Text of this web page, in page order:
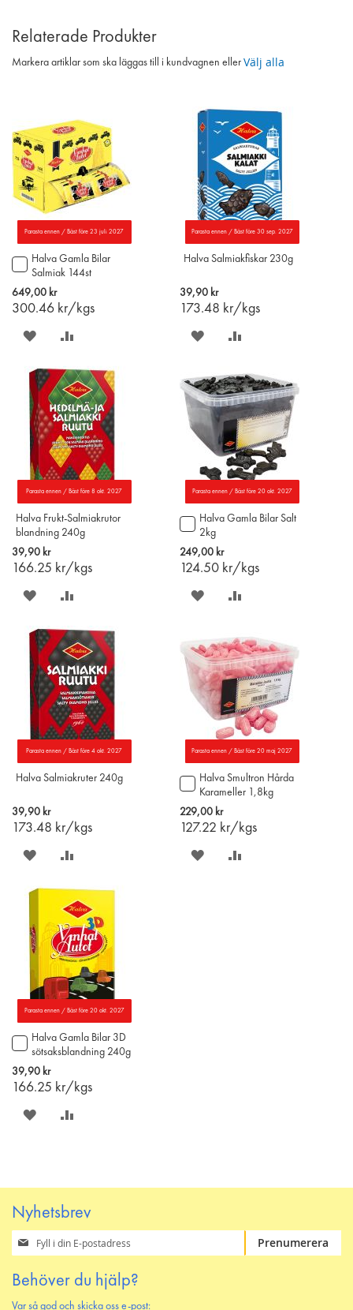
Relaterade Produkter
Markera artiklar som ska läggas till i kundvagnen eller Välj alla
Parasta ennen / Bäst före 23 juli 2027
Halva Gamla Bilar
Salmiak 144st
649,00 kr
300.46 kr/kgs
Lägg
till
varukorgen
SPARA
ÖNSKELISTAN
JÄMFÖR
Parasta ennen / Bäst före 30 sep. 2027
Halva Salmiakfiskar 230g
39,90 kr
173.48 kr/kgs
SPARA
ÖNSKELISTAN
JÄMFÖR
Parasta ennen / Bäst före 8 okt. 2027
Halva Frukt-Salmiakrutor
blandning 240g
39,90 kr
166.25 kr/kgs
SPARA
ÖNSKELISTAN
JÄMFÖR
Parasta ennen / Bäst före 20 okt. 2027
Halva Gamla Bilar Salt
2kg
249,00 kr
124.50 kr/kgs
Lägg
till
i
varukorgen
SPARA
ÖNSKELISTAN
JÄMFÖR
Parasta ennen / Bäst före 4 okt. 2027
Halva Salmiakruter 240g
39,90 kr
173.48 kr/kgs
SPARA
ÖNSKELISTAN
JÄMFÖR
Parasta ennen / Bäst före 20 maj 2027
Halva Smultron Hårda
Karameller 1,8kg
229,00 kr
127.22 kr/kgs
Lägg
till
i
varukorgen
SPARA
Parasta ennen / Bäst före 20 okt. 2027
Halva Gamla Bilar 3D
sötsaksblandning 240g
39,90 kr
166.25 kr/kgs
Lägg
till
i
varukorgen
SPARA
Nyhetsbrev
Prenumerera
på
nyhetsbrev
Prenumerera
Behöver du hjälp?
Var så god och skicka oss e-post: